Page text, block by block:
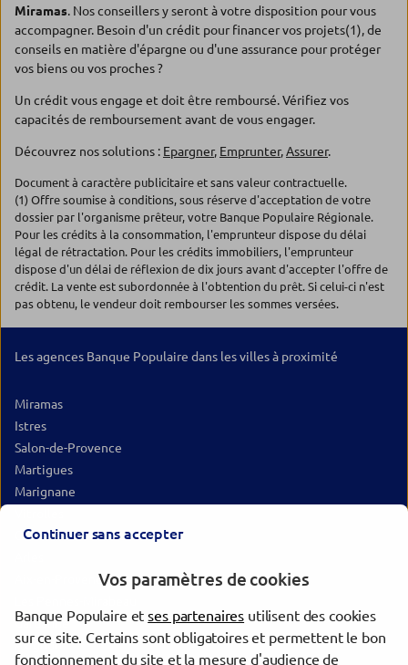
Miramas. Nos conseillers y seront à votre disposition pour vous
accompagner. Besoin d'un crédit pour financer vos projets(1), de
conseils en matière d'épargne ou d'une assurance pour protéger
vos biens ou vos proches ?
Un crédit vous engage et doit être remboursé. Vérifiez vos
capacités de remboursement avant de vous engager.
Découvrez nos solutions : Epargner, Emprunter,Assurer.
Document à caractère publicitaire et sans valeur contractuelle.
(1) Offre soumise à conditions, sous réserve d'acceptation de votre
dossier par l'organisme prêteur, votre Banque Populaire Régionale.
Pour les crédits à la consommation, l'emprunteur dispose du délai
légal de rétractation. Pour les crédits immobiliers, l'emprunteur
dispose d'un délai de réflexion de dix jours avant d'accepter l'offre de
crédit. La vente est subordonnée à l'obtention du prêt. Si celui-ci n'est
pas obtenu, le vendeur doit rembourser les sommes versées.
Les agences Banque Populaire dans les villes à proximité
Miramas
Istres
Salon-de-Provence
Martigues
Marignane
Cavaillon
Aix-en-Provence
Gardanne
Avignon
Continuer sans accepter
Vos paramètres de cookies
Banque Populaire etses partenaires utilisent des cookies
sur ce site. Certains sont obligatoires et permettent le bon
fonctionnement du site et la mesure d'audience de